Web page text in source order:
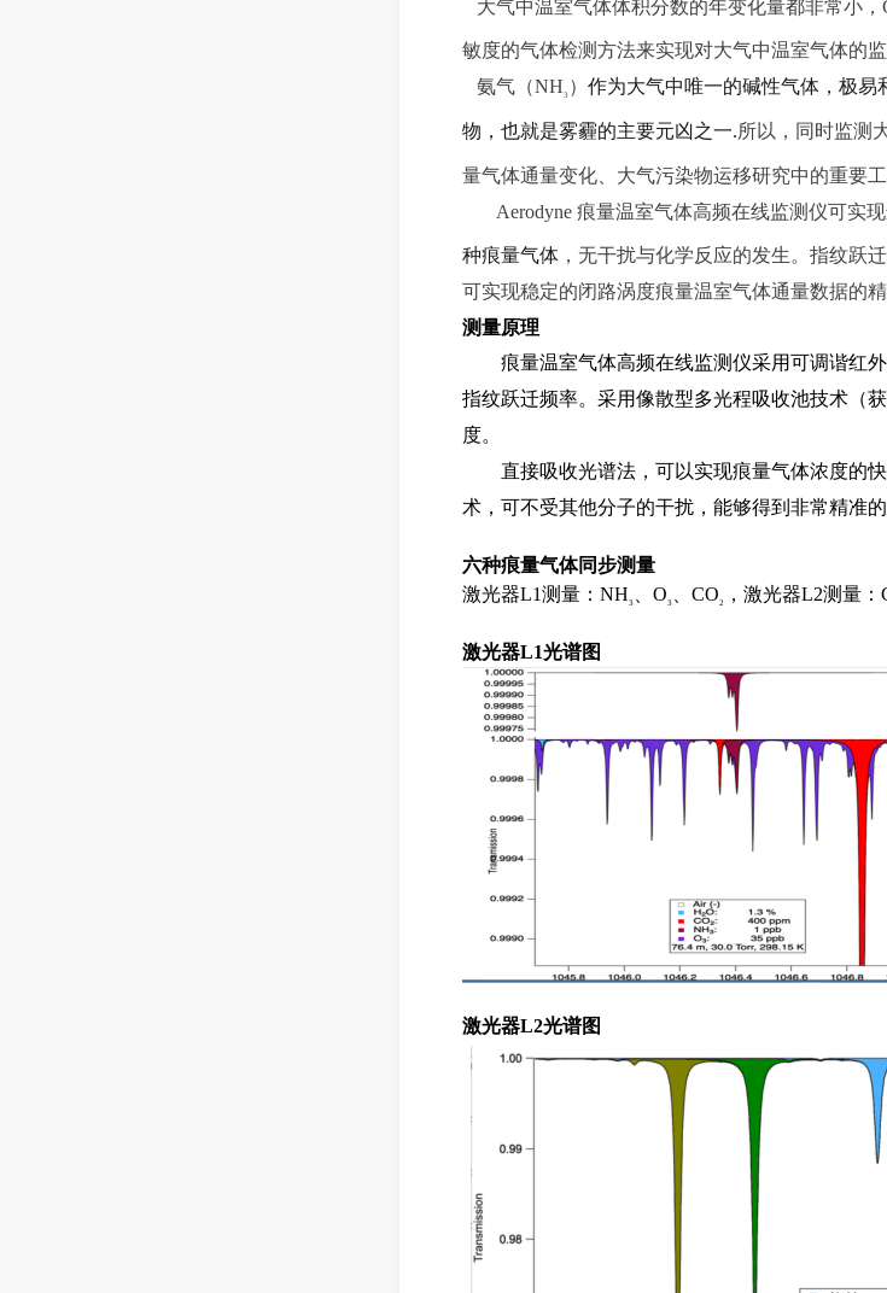
大气中温室气体体积分数的年变化量都非常小，
敏度的气体检测方法来实现对大气中温室气体的监
氨气 （NH3 ） 作为大气中唯一的碱性气体，极易
物 ， 也就是雾霾的主要元凶之一.所以，同时监测
量气体通量变化、 大气污染物运移研究中的重要
Aerodyne 痕量温室气体高频在线监测仪可实现
种痕量气体 ， 无干扰与化学反应的发生。指纹跃
可实现稳定的闭路涡度痕量温室气体通量数据的
测量原理
痕量温室气体高频在线监测仪采用可调谐红
指纹跃迁频率。采用像散型多光程吸收池技术 （
度。
直接吸收光谱法，可以实现痕量气体浓度的
术，可不受其他分子的干扰，能够得到非常精准
六种痕量气体同步测量
激光器L1测量 ： NH3 O3 CO2 ， 激光器L2测量 ：
激光器L1光谱图
激光器L2光谱图